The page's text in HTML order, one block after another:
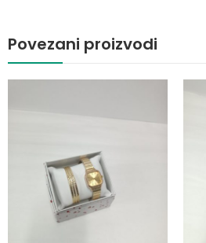
Povezani proizvodi